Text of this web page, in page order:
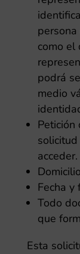
como el
podrá
medio
Petición
acceder.
Fecha y
Todo
que
Esta